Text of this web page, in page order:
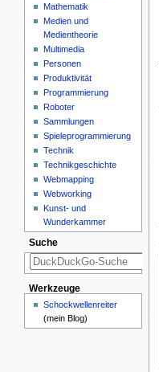
Mathematik
Medien und
Medientheorie
Multimedia
Personen
Produktivität
Programmierung
Roboter
Sammlungen
Spieleprogrammierung
Technik
Technikgeschichte
Webmapping
Webworking
Kunst- und
Wunderkammer
Suche
Werkzeuge
Schockwellenreiter
(mein Blog)